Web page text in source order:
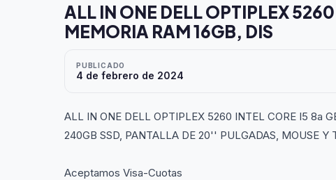
ALL IN ONE DELL OPTIPLEX
MEMORIA RAM 16GB, DIS
PUBLICADO
4 de febrero de 2024
ALL IN ONE DELL OPTIPLEX 5260 INTEL CORE I5 8a
240GB SSD, PANTALLA DE 20'' PULGADAS, MOUSE Y
Aceptamos Visa-Cuotas